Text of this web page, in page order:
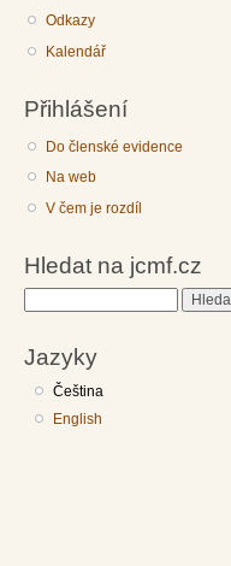
Odkazy
Kalendář
Přihlášení
Do členské evidence
Na web
V čem je rozdíl
Hledat na jcmf.cz
Jazyky
Čeština
English